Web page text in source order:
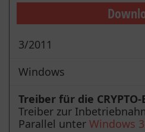
3/2011
Windows
Treiber für die
Treiber zur
Parallel unter Windows